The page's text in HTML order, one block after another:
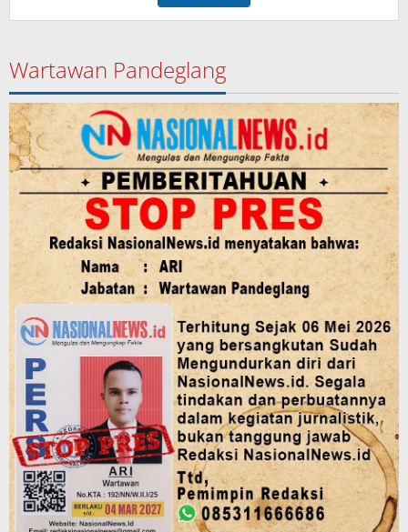
Wartawan Pandeglang